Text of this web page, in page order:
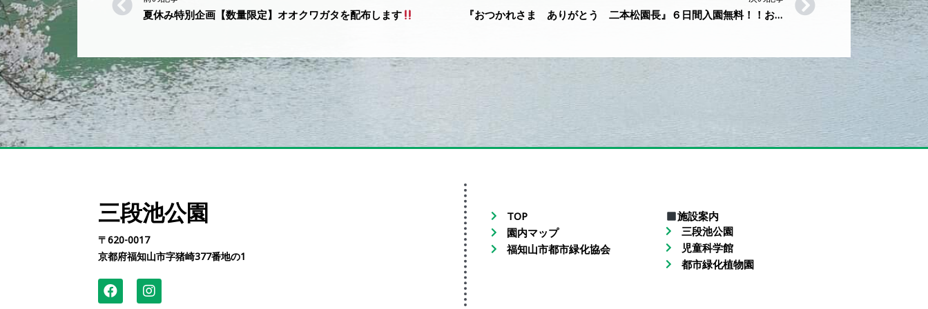
夏休み特別企画【数量限定】オオクワガタを配布します 『おつかれさま ありがとう 二本松園長』６日間入園無料！！お客様感謝デーを開催します！！
三段池公園
〒620-0017
京都府福知山市字猪崎377番地の1
TOP
園内マップ
福知山市都市緑化協会
施設案内
三段池公園
児童科学館
都市緑化植物園